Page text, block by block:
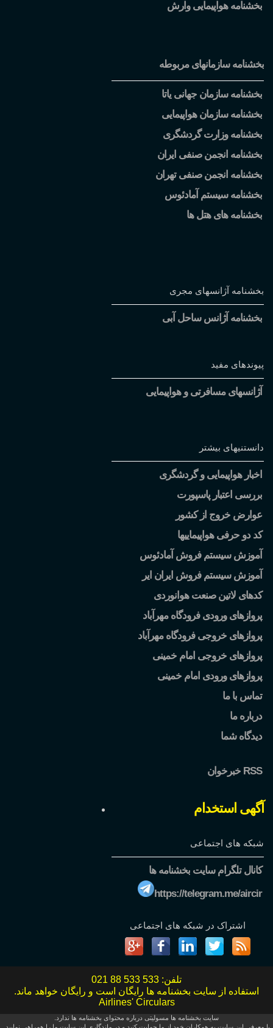
بخشنامه هواپیمایی وارش
بخشنامه سازمانهای مربوطه
بخشنامه سازمان جهانی یاتا
بخشنامه سازمان هواپیمایی
بخشنامه وزارت گردشگری
بخشنامه انجمن صنفی ایران
بخشنامه انجمن صنفی تهران
بخشنامه سیستم آمادئوس
بخشنامه های هتل ها
بخشنامه آژانسهای مجری
بخشنامه آژانس ساحل آبی
پیوندهای مفید
آژانسهای مسافرتی و هواپیمایی
دانستنیهای بیشتر
اخبار هواپیمایی و گردشگری
بررسی اعتبار پاسپورت
عوارض خروج از کشور
کد دو حرفی هواپیماییها
آموزش سیستم فروش آمادئوس
آموزش سیستم فروش ایران ایر
کدهای لاتین صنعت هوانوردی
پروازهای ورودی فرودگاه مهرآباد
پروازهای خروجی فرودگاه مهرآباد
پروازهای خروجی امام خمینی
پروازهای ورودی امام خمینی
تماس با ما
درباره ما
دیدگاه شما
خبرخوان RSS
آگهی استخدام
شبکه های اجتماعی
کانال تلگرام سایت بخشنامه ها
https://telegram.me/aircir
اشتراک در شبکه های اجتماعی
تلفن: 021 88 533 533
استفاده از سایت بخشنامه ها رایگان است و رایگان خواهد ماند.
Airlines' Circulars
سایت بخشنامه ها مسولیتی درباره محتوای بخشنامه ها ندارد.